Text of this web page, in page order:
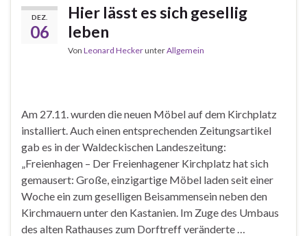
DEZ.
06
Hier lässt es sich gesellig
leben
Von Leonard HeckerunterAllgemein
Am 27.11. wurden die neuen Möbel auf dem Kirchplatz
installiert. Auch einen entsprechenden Zeitungsartikel
gab es in der Waldeckischen Landeszeitung:
„Freienhagen – Der Freienhagener Kirchplatz hat sich
gemausert: Große, einzigartige Möbel laden seit einer
Woche ein zum geselligen Beisammensein neben den
Kirchmauern unter den Kastanien. Im Zuge des Umbaus
des alten Rathauses zum Dorftreff veränderte …